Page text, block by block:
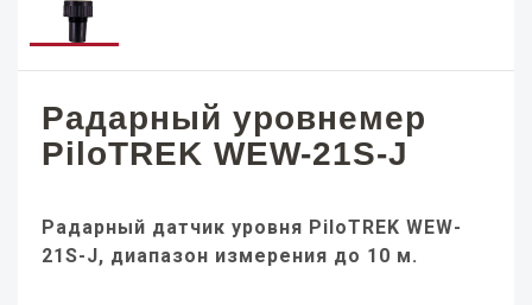
Радарный уровнемер
PiloTREK WEW-21S-J
Радарный датчик уровня PiloTREK WEW-
21S-J, диапазон измерения до 10 м.